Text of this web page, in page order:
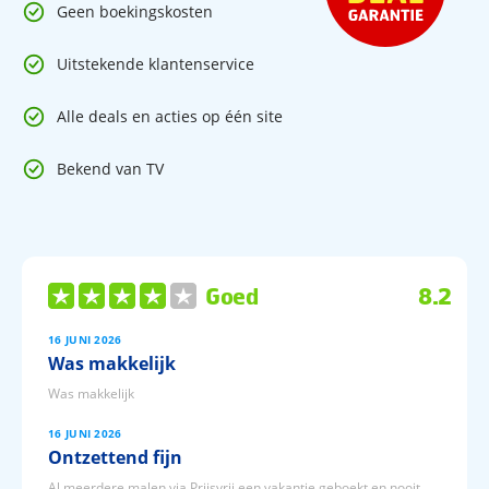
Geen boekingskosten
Uitstekende klantenservice
Alle deals en acties op één site
Bekend van TV
Goed 8.2
16 JUNI 2026
Was makkelijk
Was makkelijk
16 JUNI 2026
Ontzettend fijn